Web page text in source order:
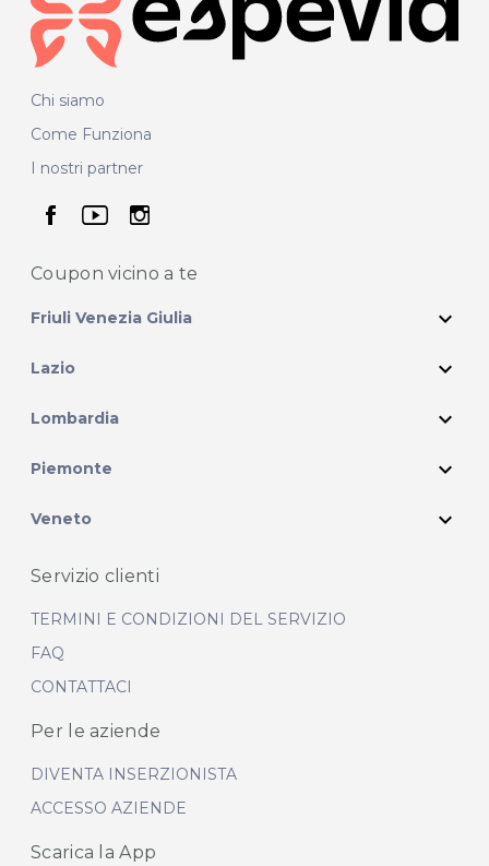
Chi siamo
Come Funziona
I nostri partner
seguici su facebook
seguici su youtube
seguici su instagram
Coupon vicino a te
Friuli Venezia Giulia expand_more
Lazio expand_more
Lombardia expand_more
Piemonte expand_more
Veneto expand_more
Servizio clienti
TERMINI E CONDIZIONI DEL SERVIZIO
FAQ
CONTATTACI
Per le aziende
DIVENTA INSERZIONISTA
ACCESSO AZIENDE
Scarica la App